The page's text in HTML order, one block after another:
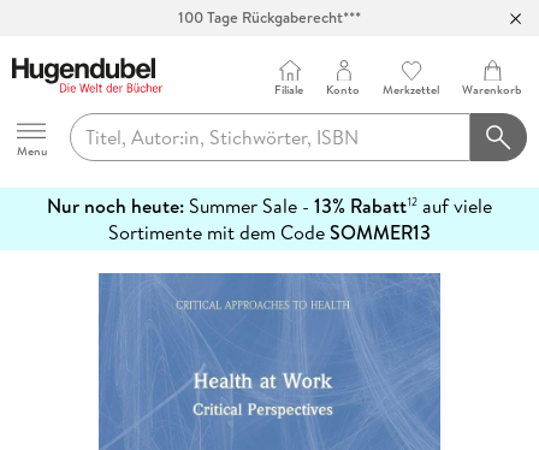
Abholung in über 100 Filialen
Hugendubel
Menu
Filiale Konto Merkzettel Warenkorb
Nur noch heute: Summer Sale - 13% Rabatt12 auf viele
Sortimente mit dem CodeSOMMER13
erfahren